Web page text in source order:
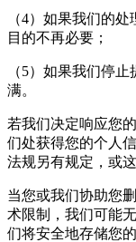
（4）如果我们的
目的不再必要；
（5）如果我们停
满。
若我们决定响应您
们处获得您的个人
法规另有规定，或
当您或我们协助您
术限制，我们可能
们将安全地存储您